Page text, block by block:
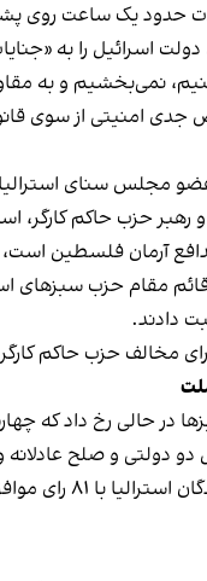
حدود یک ساعت روی
دولت اسرائیل را به
نمی‌بخشیم و به
امنیتی از سوی
مجلس سنای
رهبر حزب حاکم کارگر،
آرمان فلسطین
دادند.
رای مخالف حزب حاکم
در حالی رخ داد که
دولتی و صلح عادلانه
مخالف به تصویب رسید.